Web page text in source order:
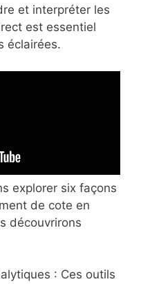
et interpréter les
est essentiel
éclairées.
explorer six façons
de cote en
découvrirons
: Ces outils